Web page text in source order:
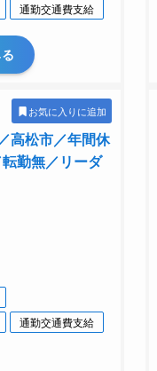
通勤交通費支給
お気に入りに追加
高松市／年間休
勤無／リーダ
通勤交通費支給